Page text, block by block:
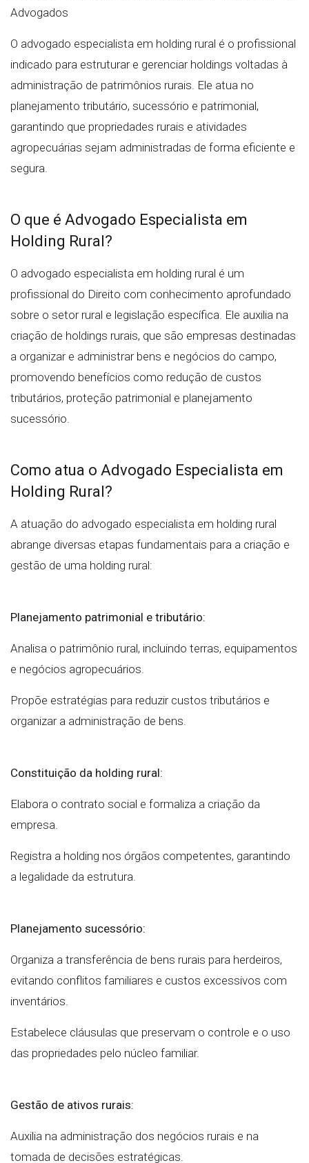
Advogados
O advogado especialista em holding rural é o profissional
indicado para estruturar e gerenciar holdings voltadas à
administração de patrimônios rurais. Ele atua no
planejamento tributário, sucessório e patrimonial,
garantindo que propriedades rurais e atividades
agropecuárias sejam administradas de forma eficiente e
segura.
O que é Advogado Especialista em
Holding Rural?
O advogado especialista em holding rural é um
profissional do Direito com conhecimento aprofundado
sobre o setor rural e legislação específica. Ele auxilia na
criação de holdings rurais, que são empresas destinadas
a organizar e administrar bens e negócios do campo,
promovendo benefícios como redução de custos
tributários, proteção patrimonial e planejamento
sucessório.
Como atua o Advogado Especialista em
Holding Rural?
A atuação do advogado especialista em holding rural
abrange diversas etapas fundamentais para a criação e
gestão de uma holding rural:
Planejamento patrimonial e tributário:
Analisa o patrimônio rural, incluindo terras, equipamentos
e negócios agropecuários.
Propõe estratégias para reduzir custos tributários e
organizar a administração de bens.
Constituição da holding rural:
Elabora o contrato social e formaliza a criação da
empresa.
Registra a holding nos órgãos competentes, garantindo
a legalidade da estrutura.
Planejamento sucessório:
Organiza a transferência de bens rurais para herdeiros,
evitando conflitos familiares e custos excessivos com
inventários.
Estabelece cláusulas que preservam o controle e o uso
das propriedades pelo núcleo familiar.
Gestão de ativos rurais:
Auxilia na administração dos negócios rurais e na
tomada de decisões estratégicas.